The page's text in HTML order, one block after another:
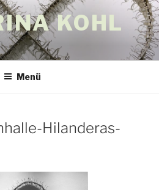
KOHL
Menü
Hilanderas-